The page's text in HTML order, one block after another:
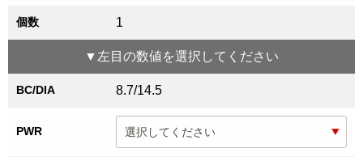
個数 1
▼ 左目 の数値を選択してください
BC/DIA 8.7/14.5
PWR